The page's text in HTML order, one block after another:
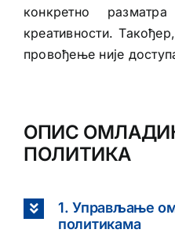
конкретно
креативности.
провођење није
ОПИС
ПОЛИТИКА
1. Управљање
политикама